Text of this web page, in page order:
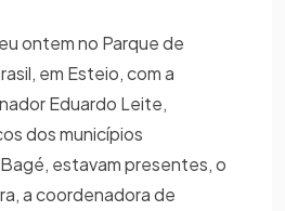
ontem no Parque de
em Esteio, com a
Eduardo Leite,
dos municípios
estavam presentes, o
a coordenadora de